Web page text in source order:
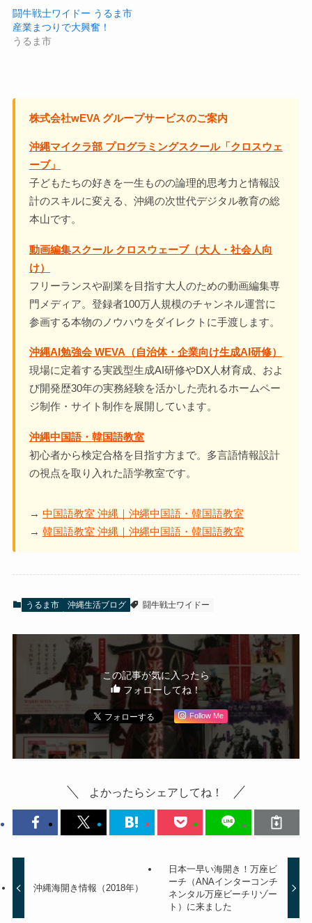
闘牛戦士ワイドー うるま市
産業まつりで大興奮！
うるま市
株式会社wEVA グループサービスのご案内
沖縄マイクラ部 プログラミングスクール「クロスウェ
ーブ」
子どもたちの好きを一生ものの論理的思考力と情報設
計のスキルに変える、沖縄の次世代デジタル教育の総
本山です。
動画編集スクール クロスウェーブ（大人・社会人向
け）
フリーランスや副業を目指す大人のための動画編集専
門メディア。登録者100万人規模のチャンネル運営に
参画する本物のノウハウをダイレクトに手渡します。
沖縄AI勉強会 WEVA（自治体・企業向け生成AI研修）
現場に定着する実践型生成AI研修やDX人材育成、およ
び開発歴30年の実務経験を活かした売れるホームペー
ジ制作・サイト制作を展開しています。
沖縄中国語・韓国語教室
初心者から検定合格を目指す方まで。多言語情報設計
の視点を取り入れた語学教室です。
→ 中国語教室 沖縄｜沖縄中国語・韓国語教室
→ 韓国語教室 沖縄｜沖縄中国語・韓国語教室
うるま市 沖縄生活ブログ 闘牛戦士ワイドー
この記事が気に入ったら
フォローしてね！
Follow Me
よかったらシェアしてね！
沖縄海開き情報（2018年）
日本一早い海開き！万座ビ
ーチ（ANAインターコンチ
ネンタル万座ビーチリゾー
ト）に来ました